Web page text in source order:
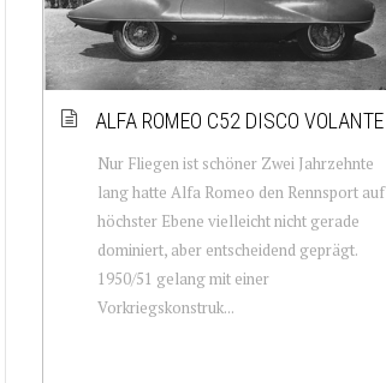
ALFA ROMEO C52 DISCO VOLANTE
Nur Fliegen ist schöner Zwei Jahrzehnte
lang hatte Alfa Romeo den Rennsport auf
höchster Ebene vielleicht nicht gerade
dominiert, aber entscheidend geprägt.
1950/51 gelang mit einer
Vorkriegskonstruk...